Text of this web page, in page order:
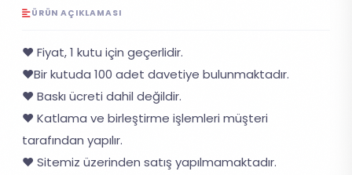
ÜRÜN AÇIKLAMASI
❤️ Fiyat, 1 kutu için geçerlidir.
❤️Bir kutuda 100 adet davetiye bulunmaktadır.
❤️ Baskı ücreti dahil değildir.
❤️ Katlama ve birleştirme işlemleri müşteri
tarafından yapılır.
❤️ Sitemiz üzerinden satış yapılmamaktadır.